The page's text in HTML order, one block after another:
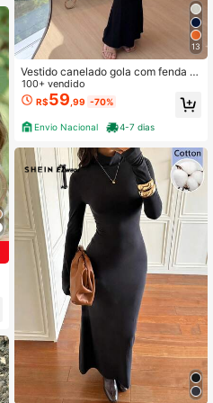
13
Vestido canelado gola com fenda tri
cot modal alta qualidade fresco e re
spirável verão summer 2027
100+ vendido
R$59 ,99 -70%
Envio Nacional 4-7 dias